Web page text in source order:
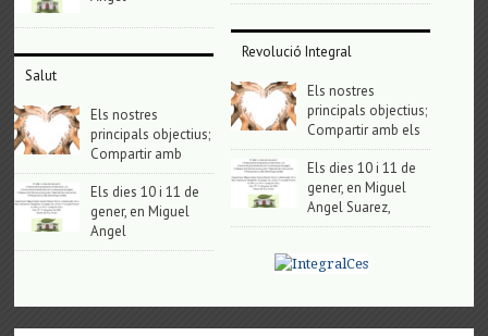
Salut
Els nostres
principals objectius;
Compartir amb
Els dies 10 i 11 de
gener, en Miguel
Angel
Revolució Integral
Els nostres
principals objectius;
Compartir amb els
Els dies 10 i 11 de
gener, en Miguel
Angel Suarez,